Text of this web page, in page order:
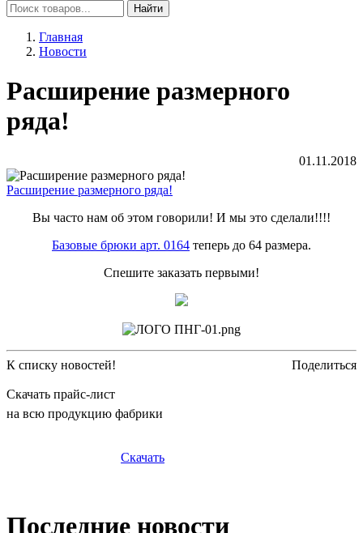
Найти
Главная
Новости
Расширение размерного
ряда!
01.11.2018
Расширение размерного ряда!
Вы часто нам об этом говорили! И мы это сделали!!!!
Базовые брюки арт. 0164 теперь до 64 размера.
Спешите заказать первыми!
К списку новостей! Поделиться
Скачать прайс-лист
на всю продукцию фабрики
Скачать
Последние новости